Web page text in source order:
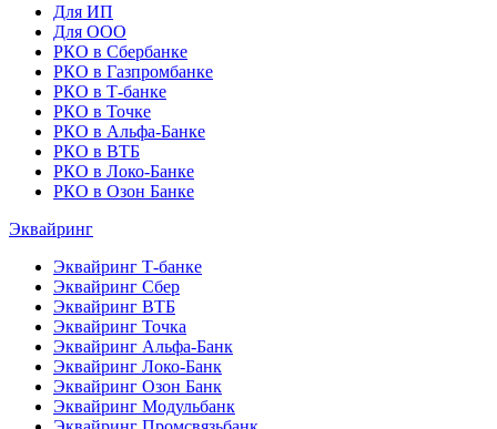
Для ИП
Для ООО
РКО в Сбербанке
РКО в Газпромбанке
РКО в Т-банке
РКО в Точке
РКО в Альфа-Банке
РКО в ВТБ
РКО в Локо-Банке
РКО в Озон Банке
Эквайринг
Эквайринг Т-банке
Эквайринг Сбер
Эквайринг ВТБ
Эквайринг Точка
Эквайринг Альфа-Банк
Эквайринг Локо-Банк
Эквайринг Озон Банк
Эквайринг Модульбанк